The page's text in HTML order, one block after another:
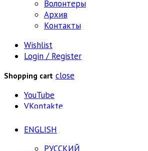
Волонтеры
Архив
Контакты
Wishlist
Login / Register
Shopping cart close
YouTube
VKontakte
ENGLISH
РУССКИЙ